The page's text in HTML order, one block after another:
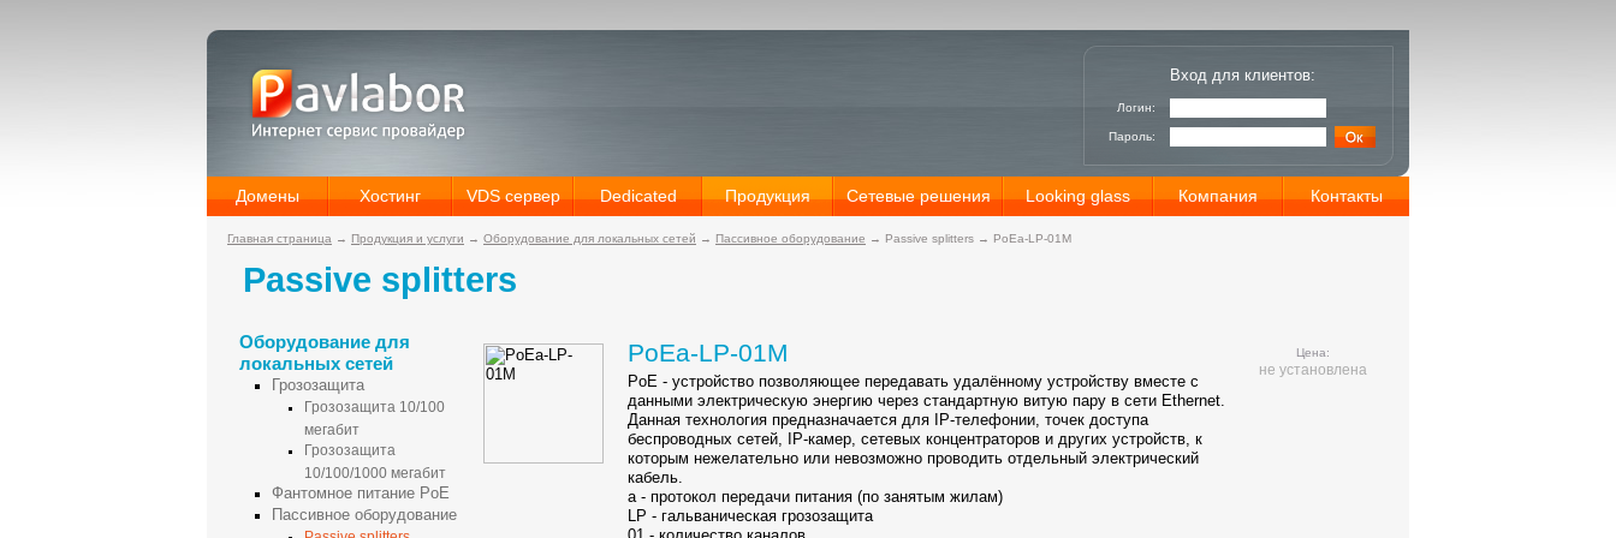
Вход для клиентов:
Логин:
Пароль:
Домены Хостинг VDS сервер Dedicated Продукция Сетевые решения Looking glass Компания Контакты
Главная страница → Продукция и услуги → Оборудование для локальных сетей → Пассивное оборудование → Passive splitters → PoEa-LP-01M
Passive splitters
Оборудование для
локальных сетей
Грозозащита
Грозозащита 10/100
мегабит
Грозозащита
10/100/1000 мегабит
Фантомное питание PoE
Пассивное оборудование
PoEa-LP-01M
PoE - устройство позволяющее передавать удалённому устройству вместе с
данными электрическую энергию через стандартную витую пару в сети Ethernet.
Данная технология предназначается для
IP-телефонии, точек доступа
беспроводных сетей,
IP-камер, сетевых концентраторов и других устройств, к
которым нежелательно или невозможно проводить отдельный электрический
кабель.
а - протокол передачи питания (по занятым жилам)
LP - гальваническая грозозащита
Цена:
не установлена